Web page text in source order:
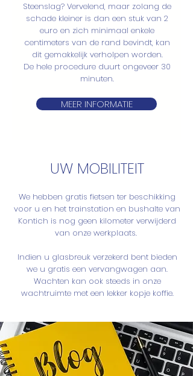
Steenslag? Vervelend, maar zolang de
schade kleiner is dan een stuk van 2
euro en zich minimaal enkele
centimeters van de rand bevindt, kan
dit gemakkelijk verholpen worden.
De hele procedure duurt ongeveer 30
minuten.
MEER INFORMATIE
UW MOBILITEIT
We hebben gratis fietsen ter beschikking
voor u en het trainstation en bushalte van
Kontich is nog geen kilometer verwijderd
van onze werkplaats.
Indien u glasbreuk verzekerd bent bieden
we u gratis een vervangwagen aan.
Wachten kan ook steeds in onze
wachtruimte met een lekker kopje koffie.